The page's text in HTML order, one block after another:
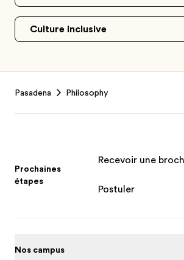
Culture inclusive
Pasadena Philosophy
Prochaines
étapes
Recevoir une
Postuler
Nos campus